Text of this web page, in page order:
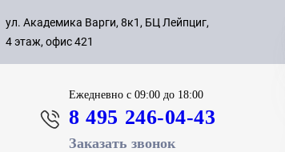
с 09:00
8 495
ул. Академика Варги, 8к1, БЦ Лейпциг,
4 этаж, офис 421
Ежедневнос 09:00 до 18:00
8 495 246-04-43
Заказать звонок